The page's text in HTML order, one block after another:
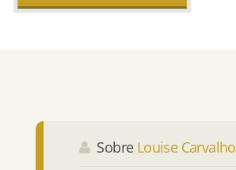
Sobre Louise Carvalho